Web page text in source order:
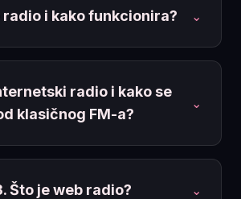
radio i kako funkcionira? ⌄
radio i kako se
klasičnog FM-a?
⌄
Što je web radio? ⌄